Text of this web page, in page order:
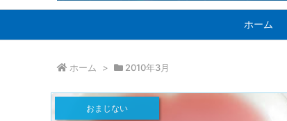
ホーム
ホーム > 2010年3月
おまじない